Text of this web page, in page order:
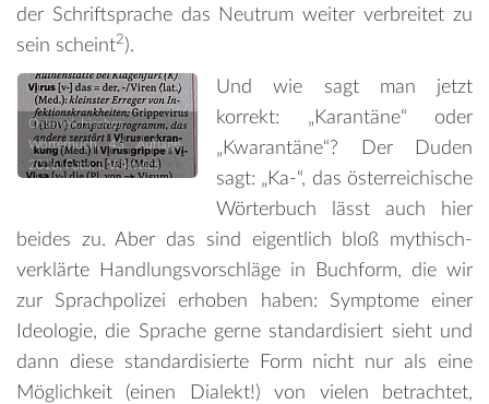
der Schriftsprache das Neutrum weiter verbreitet zu
sein scheint2).
Österreichisches
Wörterbuch, 43. Auflage,
2016; Foto: I. Vukovics
Und wie sagt man jetzt
korrekt: „Karantäne“ oder
„Kwarantäne“? Der Duden
sagt: „Ka-“, das österreichische
Wörterbuch lässt auch hier
beides zu. Aber das sind eigentlich bloß mythisch-
verklärte Handlungsvorschläge in Buchform, die wir
zur Sprachpolizei erhoben haben: Symptome einer
Ideologie, die Sprache gerne standardisiert sieht und
dann diese standardisierte Form nicht nur als eine
Möglichkeit (einen Dialekt!) von vielen betrachtet,